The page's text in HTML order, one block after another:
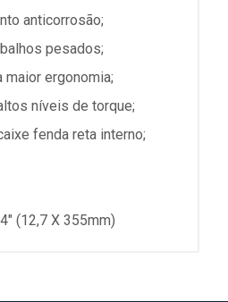
anticorrosão;
pesados;
maior ergonomia;
níveis de torque;
fenda reta interno;
(12,7 X 355mm)